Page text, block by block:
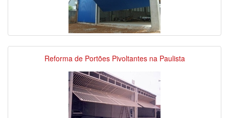
Reforma de Portões Pivoltantes na Paulista